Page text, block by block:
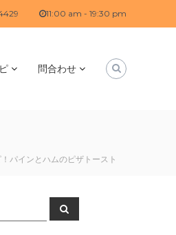
11:00 am - 19:30 pm
問合わせ
パインとハムのピザトースト
検
索